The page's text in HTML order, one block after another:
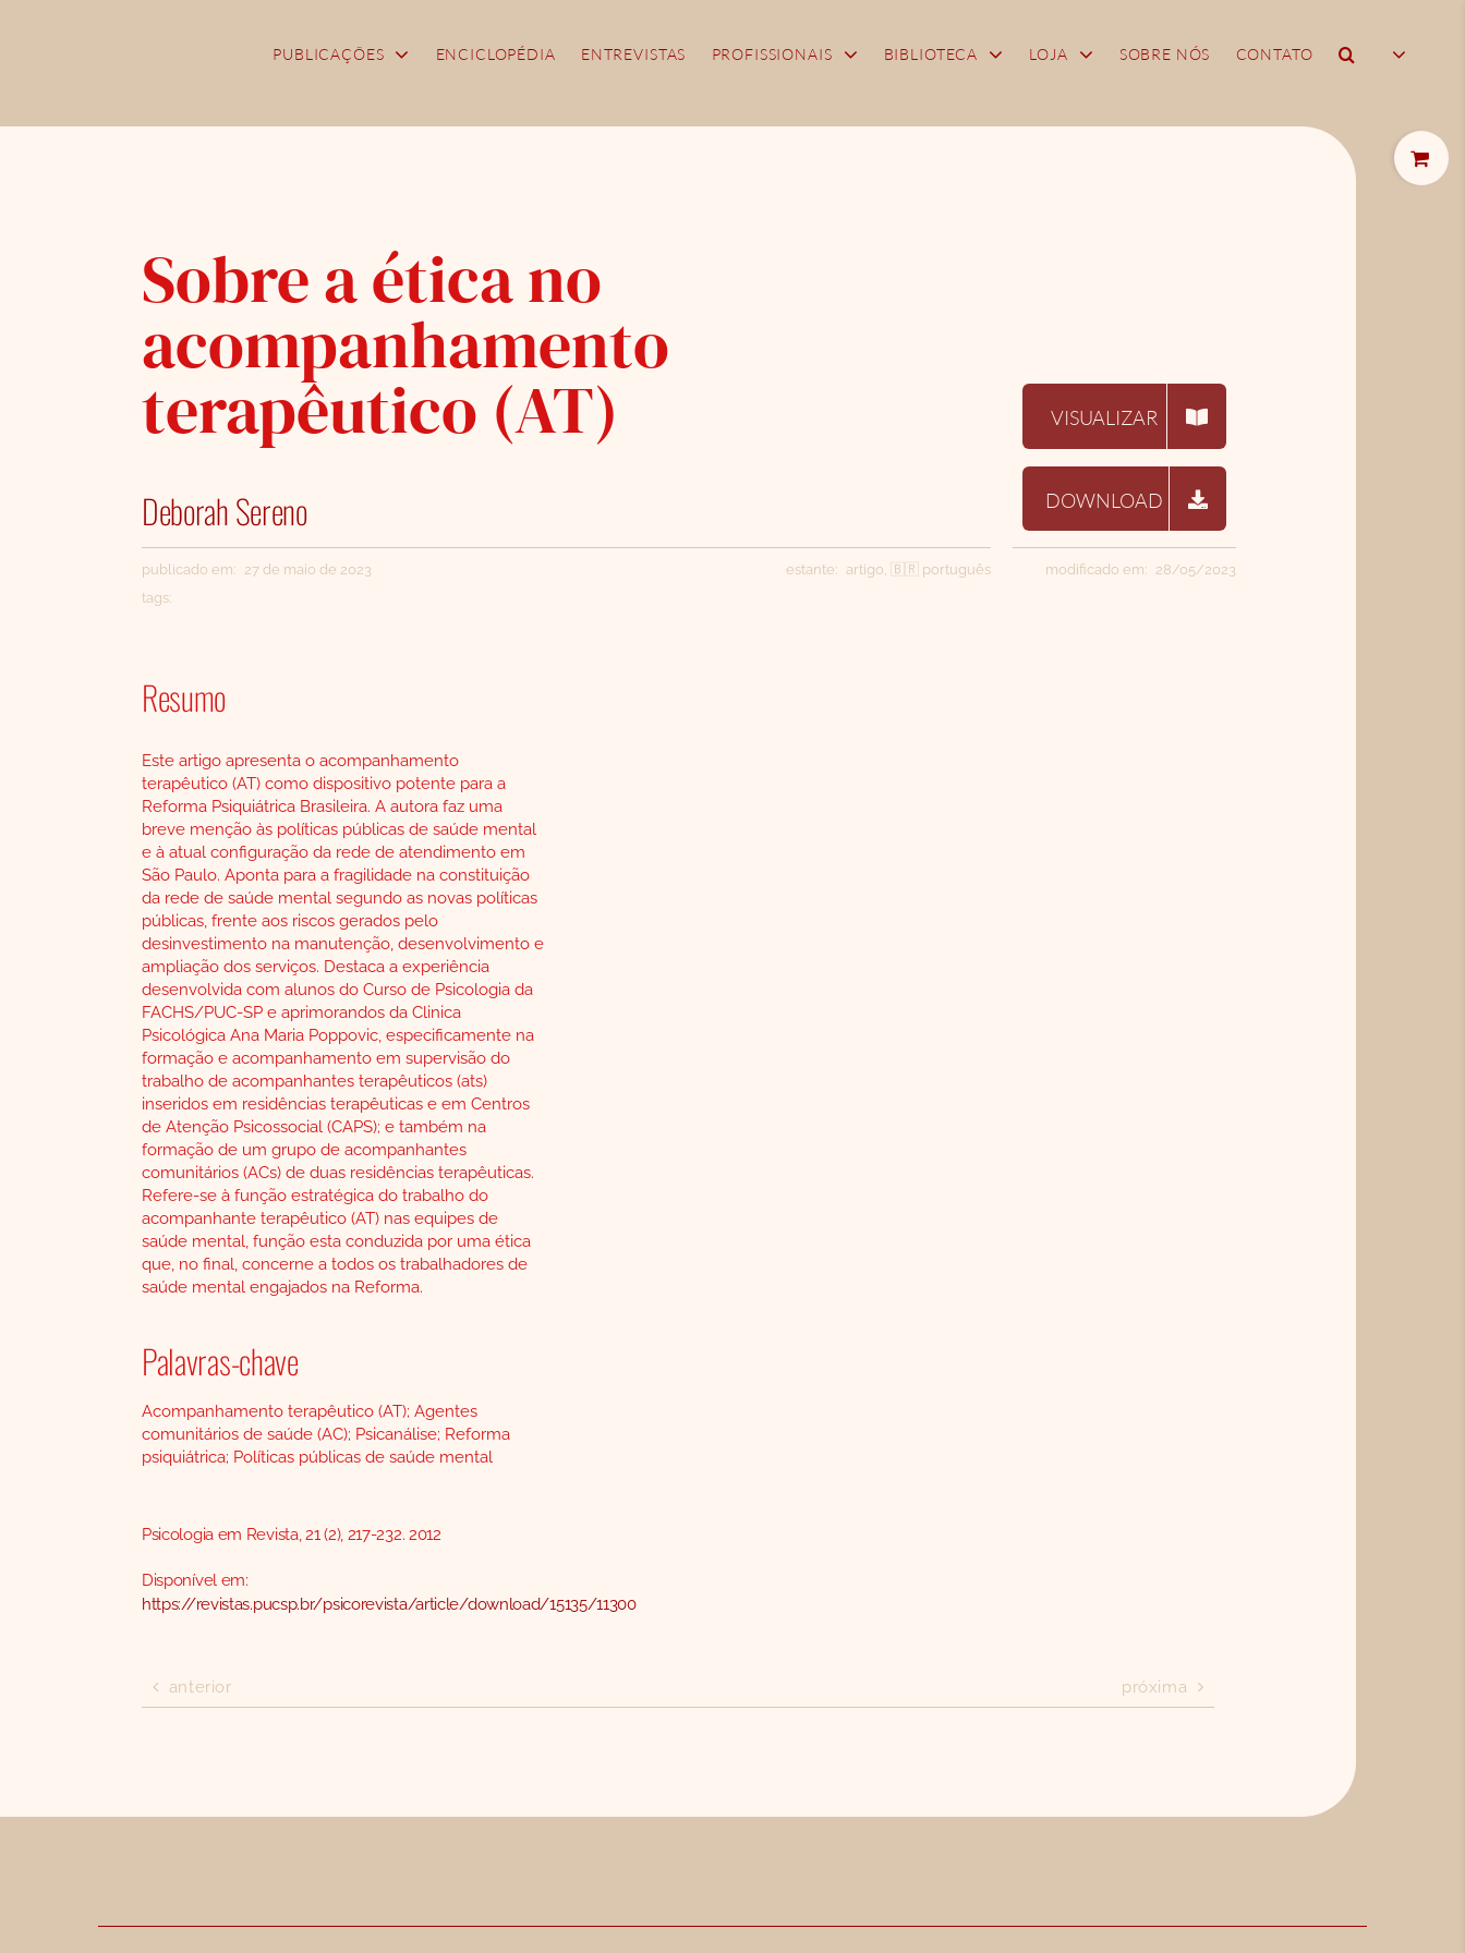
PUBLICAÇÕES ENCICLOPÉDIA ENTREVISTAS PROFISSIONAIS BIBLIOTECA LOJA SOBRE NÓS CONTATO
biblioteca
Sobre a ética no
acompanhamento
terapêutico (AT)
Deborah Sereno
VISUALIZAR
DOWNLOAD
publicado em: 27 de maio de 2023 estante:artigo,🇧🇷 português
modificado em: 28/05/2023
tags:
Resumo
Este artigo apresenta o acompanhamento
terapêutico (AT) como dispositivo potente para a
Reforma Psiquiátrica Brasileira. A autora faz uma
breve menção às políticas públicas de saúde mental
e à atual configuração da rede de atendimento em
São Paulo. Aponta para a fragilidade na constituição
da rede de saúde mental segundo as novas políticas
públicas, frente aos riscos gerados pelo
desinvestimento na manutenção, desenvolvimento e
ampliação dos serviços. Destaca a experiência
desenvolvida com alunos do Curso de Psicologia da
FACHS/PUC-SP e aprimorandos da Clinica
Psicológica Ana Maria Poppovic, especificamente na
formação e acompanhamento em supervisão do
trabalho de acompanhantes terapêuticos (ats)
inseridos em residências terapêuticas e em Centros
de Atenção Psicossocial (CAPS); e também na
formação de um grupo de acompanhantes
comunitários (ACs) de duas residências terapêuticas.
Refere-se à função estratégica do trabalho do
acompanhante terapêutico (AT) nas equipes de
saúde mental, função esta conduzida por uma ética
que, no final, concerne a todos os trabalhadores de
saúde mental engajados na Reforma.
Palavras-chave
Acompanhamento terapêutico (AT); Agentes
comunitários de saúde (AC); Psicanálise; Reforma
psiquiátrica; Políticas públicas de saúde mental
Psicologia em Revista, 21 (2), 217-232. 2012
Disponível em:
https://revistas.pucsp.br/psicorevista/article/download/15135/11300
anterior próxima
Toggle
Sliding
Bar